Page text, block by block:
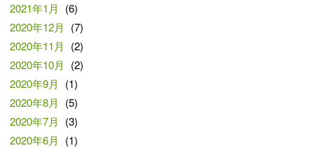
2021年1月
(6)
2020年12月
(7)
2020年11月
(2)
2020年10月
(2)
2020年9月
(1)
2020年8月
(5)
2020年7月
(3)
2020年6月
(1)